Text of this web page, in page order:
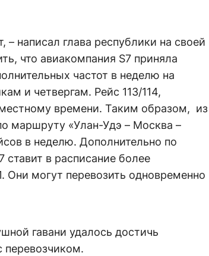
написал глава республики на своей
что авиакомпания S7 приняла
частот в неделю на
и четвергам. Рейс 113/114,
времени. Таким образом, из
маршруту «Улан-Удэ – Москва –
в неделю. Дополнительно по
ставит в расписание более
могут перевозить одновременно
гавани удалось достичь
перевозчиком.